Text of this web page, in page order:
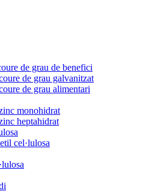
de grau de benefici
de grau galvanitzat
de grau alimentari
monohidrat
heptahidrat
cel·lulosa